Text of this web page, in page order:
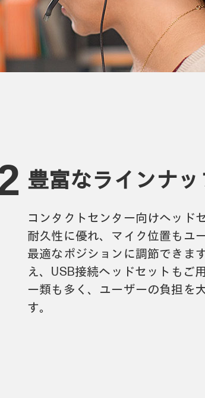
豊富なラインナッ
コンタクトセンター向けヘッド
耐久性に優れ、マイク位置もユ
最適なポジションに調節できま
え、USB接続ヘッドセットもご
ー類も多く、ユーザーの負担を
す。